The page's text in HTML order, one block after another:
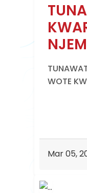
WOTE
Mar 05,